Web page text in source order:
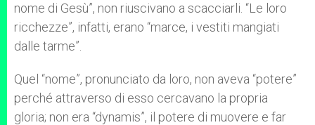
nome di Gesù”, non riuscivano a scacciarli. “Le loro
ricchezze”, infatti, erano “marce, i vestiti mangiati
dalle tarme”.
Quel “nome”, pronunciato da loro, non aveva “potere”
perché attraverso di esso cercavano la propria
gloria; non era “dynamis”, il potere di muovere e far